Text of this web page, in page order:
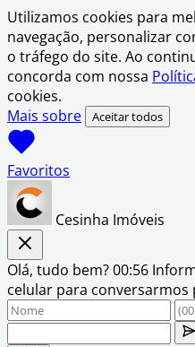
Utilizamos cookies para
navegação, personalizar
o tráfego do site. Ao
concorda com nossa
cookies.
Mais sobre
Aceitar todos
Favoritos
Cesinha Imóveis
Olá, tudo bem?00:56
celular para conversarmos